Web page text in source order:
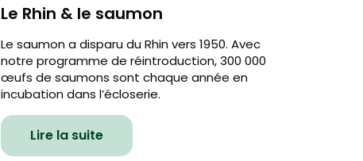
Le Rhin & le saumon
Le saumon a disparu du Rhin vers 1950. Avec
notre programme de réintroduction, 300 000
œufs de saumons sont chaque année en
incubation dans l’écloserie.
Lire la suite